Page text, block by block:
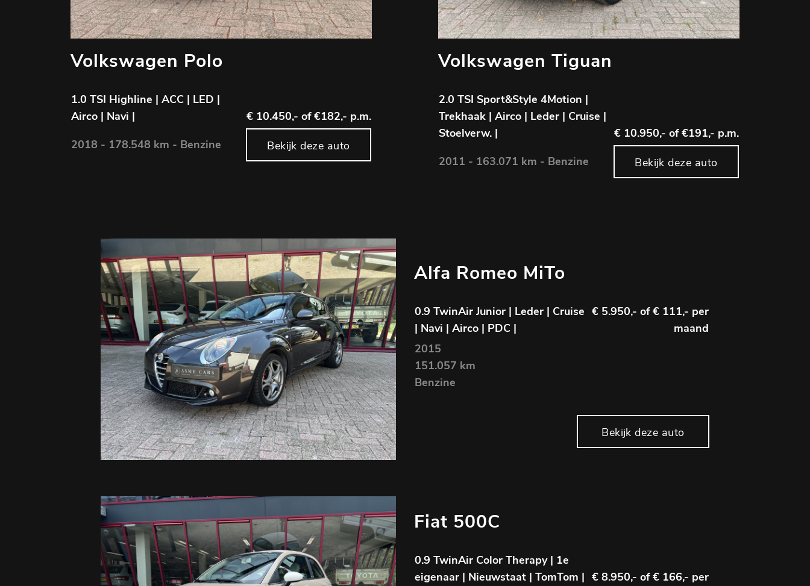
Volkswagen Polo
1.0 TSI Highline | ACC | LED |
Airco | Navi |
€ 10.450,- of €182,- p.m.
2018 - 178.548 km - Benzine
Bekijk deze auto
Volkswagen Tiguan
2.0 TSI Sport&Style 4Motion |
Trekhaak | Airco | Leder | Cruise |
Stoelverw. |
€ 10.950,- of €191,- p.m.
2011 - 163.071 km - Benzine
Bekijk deze auto
Alfa Romeo MiTo
0.9 TwinAir Junior | Leder | Cruise
| Navi | Airco | PDC |
€ 5.950,- of € 111,- per
maand
2015
151.057 km
Benzine
Bekijk deze auto
Fiat 500C
0.9 TwinAir Color Therapy | 1e
eigenaar | Nieuwstaat | TomTom | € 8.950,- of € 166,- per